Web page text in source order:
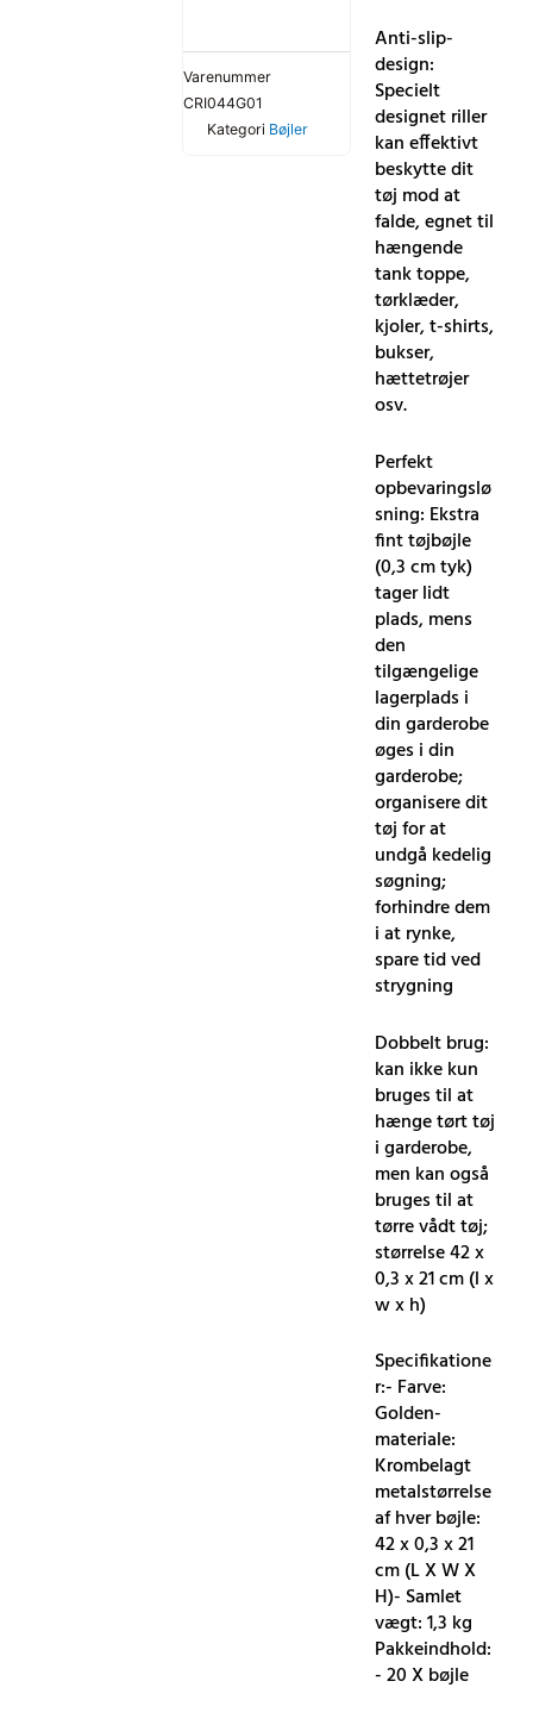
Varenummer
CRI044G01
Kategori Bøjler
Anti-slip-
design:
Specielt
designet riller
kan effektivt
beskytte dit
tøj mod at
falde, egnet til
hængende
tank toppe,
tørklæder,
kjoler, t-shirts,
bukser,
hættetrøjer
osv.
Perfekt
opbevaringslø
sning: Ekstra
fint tøjbøjle
(0,3 cm tyk)
tager lidt
plads, mens
den
tilgængelige
lagerplads i
din garderobe
øges i din
garderobe;
organisere dit
tøj for at
undgå kedelig
søgning;
forhindre dem
i at rynke,
spare tid ved
strygning
Dobbelt brug:
kan ikke kun
bruges til at
hænge tørt tøj
i garderobe,
men kan også
bruges til at
tørre vådt tøj;
størrelse 42 x
0,3 x 21 cm (l x
w x h)
Specifikatione
r:- Farve:
Golden-
materiale:
Krombelagt
metalstørrelse
af hver bøjle:
42 x 0,3 x 21
cm (L X W X
H)- Samlet
vægt: 1,3 kg
Pakkeindhold:
- 20 X bøjle